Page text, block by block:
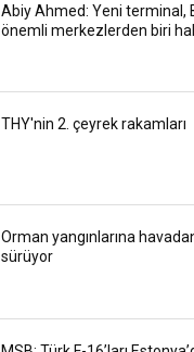
Abiy Ahmed: Yeni terminal,
önemli merkezlerden biri
THY'nin 2. çeyrek rakamları
Orman yangınlarına
sürüyor